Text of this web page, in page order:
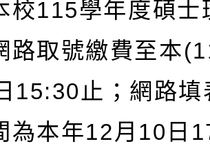
校115學年度碩士
路取號繳費至本
15:30 止；網路
為本年12月 10 日